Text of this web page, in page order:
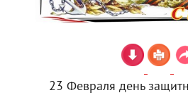
23 Февраля день